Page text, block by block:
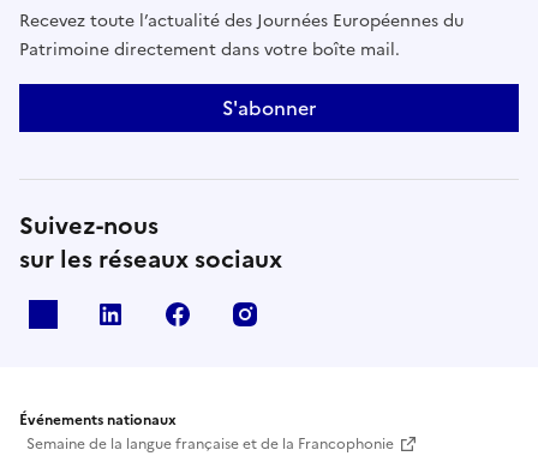
Recevez toute l’actualité des Journées Européennes du
Patrimoine directement dans votre boîte mail.
S'abonner
Suivez-nous
sur les réseaux sociaux
Linkedin Facebook
Événements nationaux
Semaine de la langue française et de la Francophonie